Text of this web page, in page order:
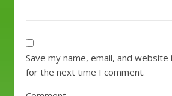
Save my name, email, and
for the next time I comment.